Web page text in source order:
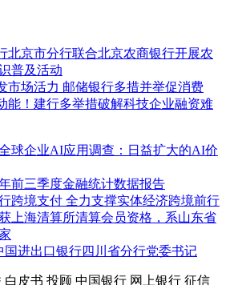
北京市分行联合北京农商银行开展农
普及活动
市场活力 邮储银行多措并举促消费
能！建行多举措破解科技企业融资难
球企业AI应用调查：日益扩大的AI价
前三季度金融统计数据报告
跨境支付 全力支撑实体经济跨境前行
上海清算所清算会员资格，系山东省
国进出口银行四川省分行党委书记
白皮书 投顾 中国银行 网上银行 征信